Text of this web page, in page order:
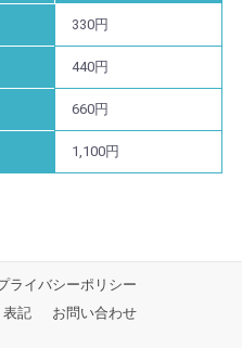
330円
440円
660円
1,100円
ライバシーポリシー
記
お問い合わせ